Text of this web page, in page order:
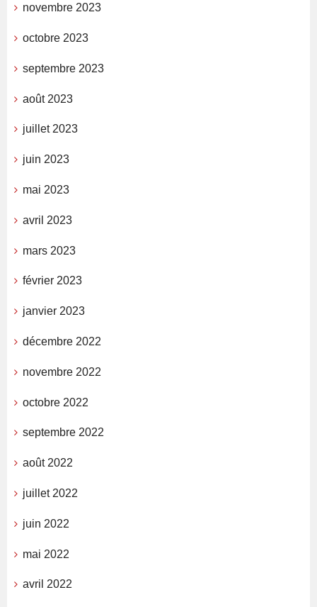
novembre 2023
octobre 2023
septembre 2023
août 2023
juillet 2023
juin 2023
mai 2023
avril 2023
mars 2023
février 2023
janvier 2023
décembre 2022
novembre 2022
octobre 2022
septembre 2022
août 2022
juillet 2022
juin 2022
mai 2022
avril 2022